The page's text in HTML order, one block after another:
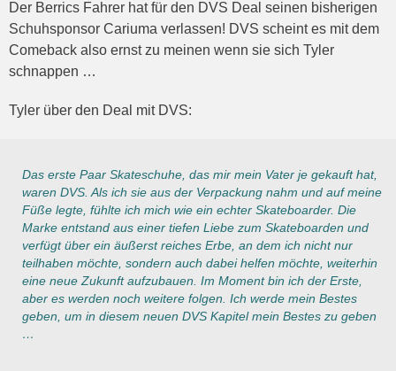
Der Berrics Fahrer hat für den DVS Deal seinen bisherigen
Schuhsponsor Cariuma verlassen! DVS scheint es mit dem
Comeback also ernst zu meinen wenn sie sich Tyler
schnappen …
Tyler über den Deal mit DVS:
Das erste Paar Skateschuhe, das mir mein Vater je gekauft hat,
waren DVS. Als ich sie aus der Verpackung nahm und auf meine
Füße legte, fühlte ich mich wie ein echter Skateboarder. Die
Marke entstand aus einer tiefen Liebe zum Skateboarden und
verfügt über ein äußerst reiches Erbe, an dem ich nicht nur
teilhaben möchte, sondern auch dabei helfen möchte, weiterhin
eine neue Zukunft aufzubauen. Im Moment bin ich der Erste,
aber es werden noch weitere folgen. Ich werde mein Bestes
geben, um in diesem neuen DVS Kapitel mein Bestes zu geben
…